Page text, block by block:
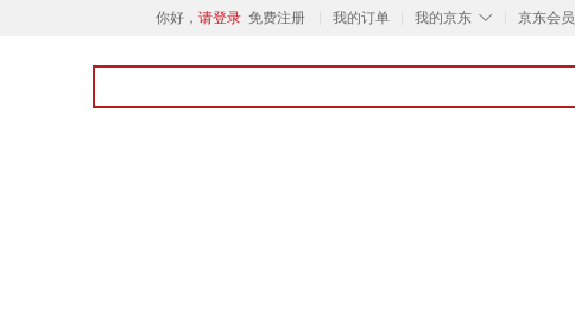
你好， 请登录 免费注册 我的订单 ◇
我的京东 京东会员